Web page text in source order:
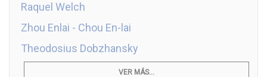
Raquel Welch
Zhou Enlai - Chou En-lai
Theodosius Dobzhansky
VER MÁS...